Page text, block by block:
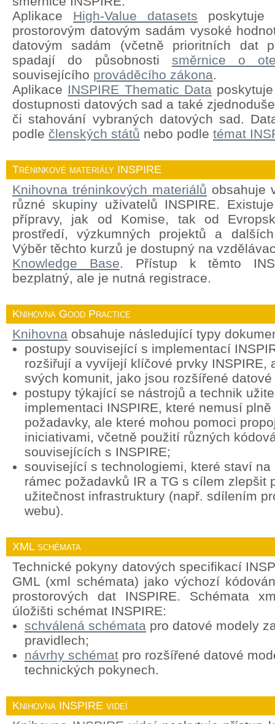
Aplikace High-Value datasets
prostorovým datovým sadám vysoké
datovým sadám (včetně prioritních dat
spadají do působnosti směrnice o
souvisejícího prováděcího zákona.
Aplikace INSPIRE Thematic Dataposkytuje
dostupnosti datových sad a také
či stahování vybraných datových sad.
podle členských států nebo podle témat
Tréninkové materiály INSPIRE
Knihovna tréninkových materiálů obsahuje
různé skupiny uživatelů INSPIRE.
přípravy, jak od Komise, tak od
prostředí, výzkumných projektů a
Výběr těchto kurzů je dostupný na
Knowledge Base. Přístup k těmto
bezplatný, ale je nutná registrace.
Knihovna Good Practice
Knihovna obsahuje následující typy
postupy související s implementací
rozšiřují a vyvíjejí klíčové prvky INSPIRE,
svých komunit, jako jsou rozšířené
postupy týkající se nástrojů a technik
implementaci INSPIRE, které nemusí
požadavky, ale které mohou pomoci
iniciativami, včetně použití různých
souvisejících s INSPIRE;
související s technologiemi, které staví na
rámec požadavků IR a TG s cílem zlepšit
užitečnost infrastruktury (např. sdílením
webu).
XML schémata
Technické pokyny datových specifikací
GML (xml schémata) jako výchozí
prostorových dat INSPIRE. Schémata
úložišti schémat INSPIRE:
schválená schémata pro datové modely
pravidlech;
návrhy schémat pro rozšířené datové
technických pokynech.
Knihovna INSPIRE videí